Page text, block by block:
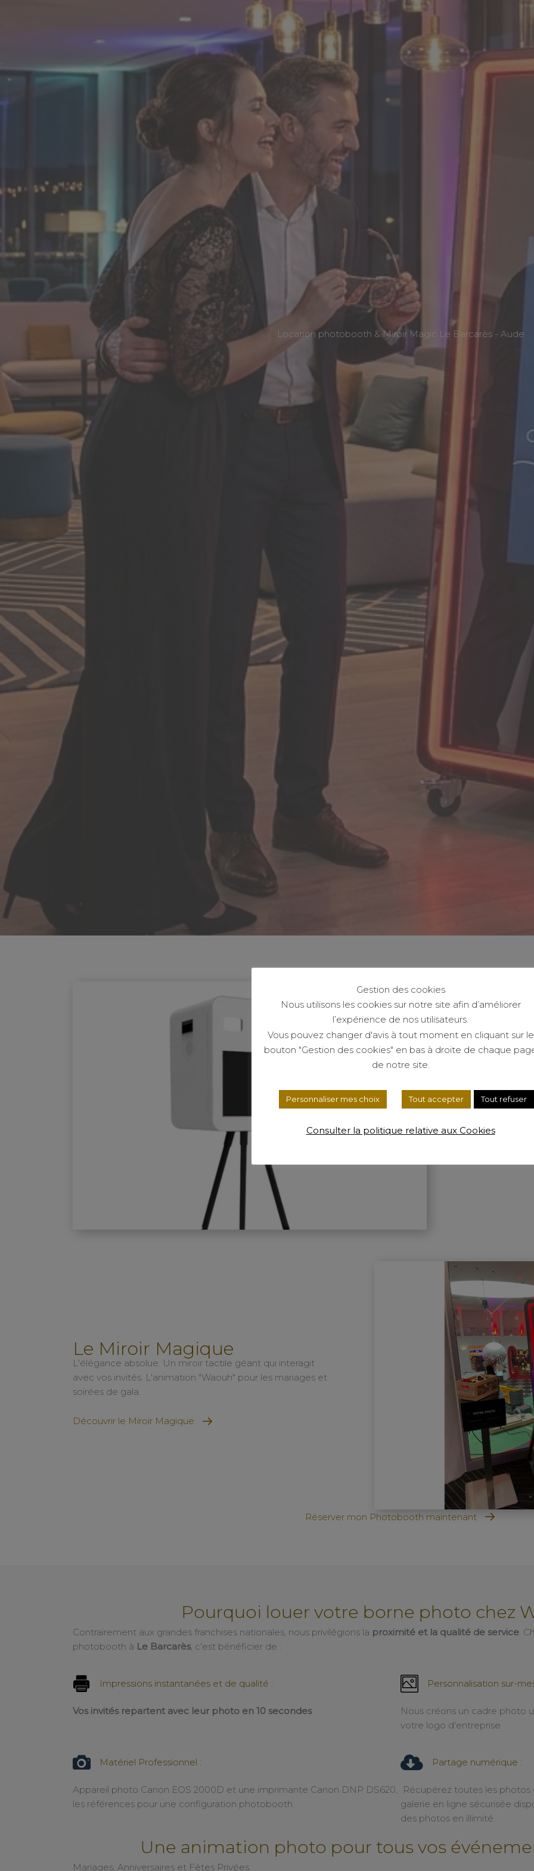
Location photobooth & Miroir Magic Le Barcarès - Aude
Moderne,
Découvrir la
Le Miroir Magique
L'élégance absolue. Un miroir tactile géant qui interagit
avec vos invités. L'animation "Waouh" pour les mariages et
soirées de gala.
Découvrir le Miroir Magique
Réserver mon Photobooth maintenant
Pourquoi louer votre borne photo chez
Contrairement aux grandes franchises nationales, nous privilégions la proximité et la qualité de service.
photobooth à Le Barcarès, c'est bénéficier de :
Impressions instantanées et de qualité :
Vos invités repartent avec leur photo en 10 secondes
Personnalisation sur-
Nous créons un cadre photo
votre logo d'entreprise
Matériel Professionnel :
Matériel Professionnel :
Appareil photo Canon EOS 2000D et une imprimante Canon DNP DS620,
les références pour une configuration photobooth.
Partage numérique :
Récupérez toutes les photos
galerie en ligne sécurisée
des photos en illimité.
Une animation photo pour tous vos
Mariages, Anniversaires et Fêtes Privées.
Gestion des cookies
Nous utilisons les cookies sur notre site afin d’améliorer
l’expérience de nos utilisateurs.
Vous pouvez changer d'avis à tout moment en cliquant sur le
bouton "Gestion des cookies" en bas à droite de chaque
de notre site.
Personnaliser mes choix Tout accepter Tout refuser
Consulter la politique relative aux Cookies